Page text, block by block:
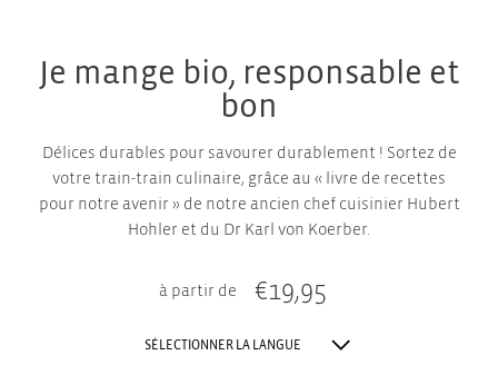
Je mange bio, responsable et
bon
Délices durables pour savourer durablement ! Sortez de
votre train-train culinaire, grâce au « livre de recettes
pour notre avenir » de notre ancien chef cuisinier Hubert
Hohler et du Dr Karl von Koerber.
à partir de 19,95
€
SÉLECTIONNER LA LANGUE